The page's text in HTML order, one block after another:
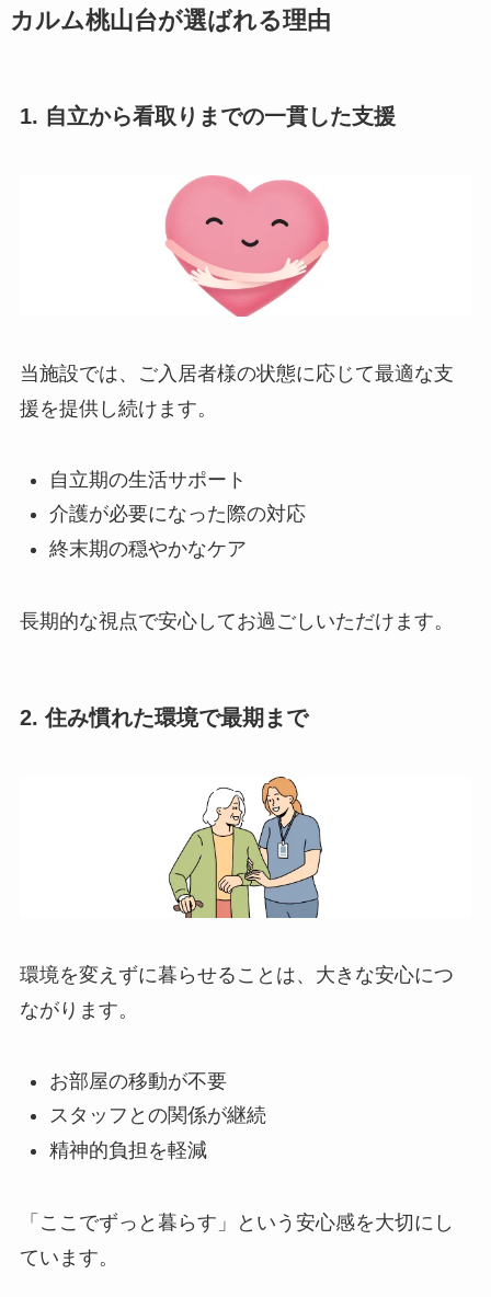
カルム桃山台が選ばれる理由
1. 自立から看取りまでの一貫した支援
当施設では、ご入居者様の状態に応じて最適な支
援を提供し続けます。
自立期の生活サポート
介護が必要になった際の対応
終末期の穏やかなケア
長期的な視点で安心してお過ごしいただけます。
2. 住み慣れた環境で最期まで
環境を変えずに暮らせることは、大きな安心につ
ながります。
お部屋の移動が不要
スタッフとの関係が継続
精神的負担を軽減
「ここでずっと暮らす」という安心感を大切にし
ています。